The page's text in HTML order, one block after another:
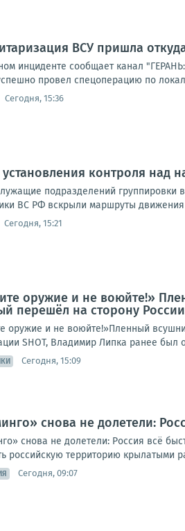
ВСУ пришла
инциденте сообщает канал
провел спецоперацию по
Сегодня, 15:36
контроля над
подразделений группировки
ВС РФ вскрыли маршруты движения
Сегодня, 15:21
оружие и не воюйте!»
перешёл на сторону России
оружие и не воюйте!»Пленный
SHOT, Владимир Липка ранее был
Сегодня, 15:09
снова не долетели:
снова не долетели: Россия всё
российскую территорию крылатыми
Сегодня, 09:07